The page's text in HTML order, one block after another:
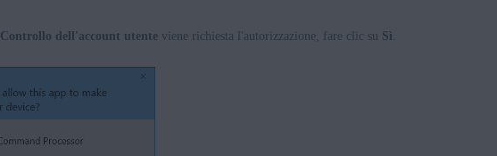
Controllo dell'account utente viene richiesta l'autorizzazione, fare clic su Sì.